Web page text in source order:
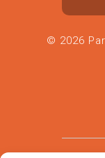
© 2026